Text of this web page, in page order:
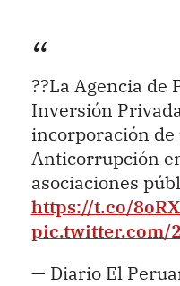
??La Agencia de
Inversión
incorporación de
Anticorrupción
asociaciones
https://t.co/
pic.twitter.com/
— Diario El